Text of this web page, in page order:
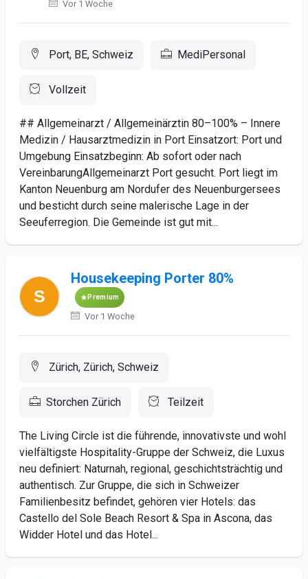
Vor 1 Woche
Port, BE, Schweiz MediPersonal
Vollzeit
## Allgemeinarzt / Allgemeinärztin 80–100% – Innere
Medizin / Hausarztmedizin in Port Einsatzort: Port und
Umgebung Einsatzbeginn: Ab sofort oder nach
VereinbarungAllgemeinarzt Port gesucht. Port liegt im
Kanton Neuenburg am Nordufer des Neuenburgersees
und besticht durch seine malerische Lage in der
Seeuferregion. Die Gemeinde ist gut mit...
Housekeeping Porter 80%
Premium
Vor 1 Woche
Zürich, Zürich, Schweiz
Storchen Zürich Teilzeit
The Living Circle ist die führende, innovativste und wohl
vielfältigste Hospitality-Gruppe der Schweiz, die Luxus
neu definiert: Naturnah, regional, geschichtsträchtig und
authentisch. Zur Gruppe, die sich in Schweizer
Familienbesitz befindet, gehören vier Hotels: das
Castello del Sole Beach Resort & Spa in Ascona, das
Widder Hotel und das Hotel...